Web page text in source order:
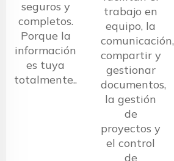
seguros y
completos.
Porque la
información
es tuya
totalmente..
trabajo en
equipo, la
comunicación,
compartir y
gestionar
documentos,
la gestión
de
proyectos y
el control
de